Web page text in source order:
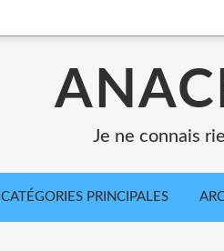
Je ne connais
CATÉGORIES PRINCIPALES